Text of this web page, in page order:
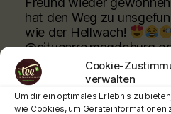
Cookie-
verwalten
Um dir ein optimales Erlebnis zu
wie Cookies, um
hat den Weg zu
wie der Hellwach!
@citycarre.magdeburg
www.teeladen.shop
Schönen Tag wünscht